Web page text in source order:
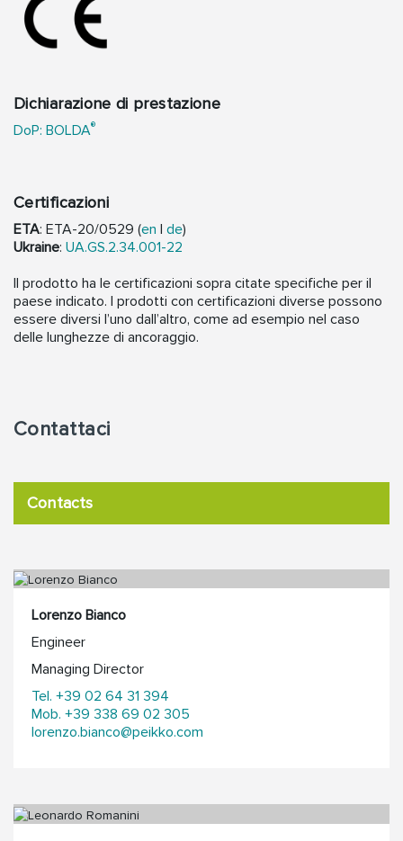
Dichiarazione di prestazione
DoP: BOLDA®
Certificazioni
ETA: ETA-20/0529 (en | de)
Ukraine: UA.GS.2.34.001-22
Il prodotto ha le certificazioni sopra citate specifiche per il
paese indicato. I prodotti con certificazioni diverse possono
essere diversi l’uno dall’altro, come ad esempio nel caso
delle lunghezze di ancoraggio.
Contattaci
Contacts
Lorenzo Bianco
Engineer
Managing Director
Tel. +39 02 64 31 394
Mob. +39 338 69 02 305
lorenzo.bianco@peikko.com